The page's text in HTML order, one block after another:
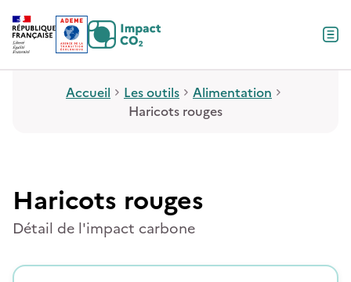
Contenu
Menu
Pied de page
Accueil Les outils
Alimentation
Haricots rouges
Haricots rouges
Détail de l'impact carbone